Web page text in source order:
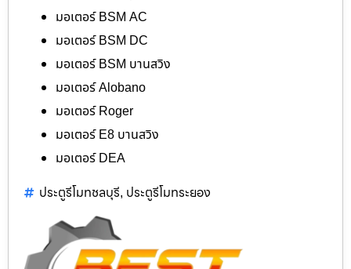
มอเตอร์ BSM AC
มอเตอร์ BSM DC
มอเตอร์ BSM บานสวิง
มอเตอร์ Alobano
มอเตอร์ Roger
มอเตอร์ E8 บานสวิง
มอเตอร์ DEA
ประตูรีโมทชลบุรี, ประตูรีโมทระยอง